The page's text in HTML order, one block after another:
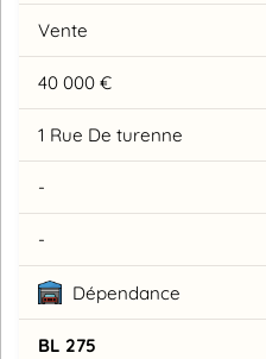
Vente
40 000 €
1 Rue De turenne
-
-
Dépendance
BL 275